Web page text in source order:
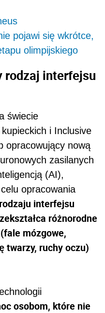
pojawi się wkrótce,
olimpijskiego
rodzaj interfejsu
świecie
i Inclusive
opracowujący nową
zasilanych
(AI),
celu opracowania
interfejsu
różnorodne
mózgowe,
twarzy, ruchy oczu)
osobom, które nie